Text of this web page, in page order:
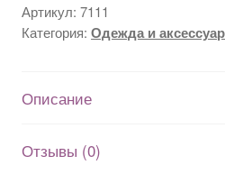
раздельными
пальцами
бега,
-
Серые
Артикул:7111
Категория:Одежда и
Описание
Отзывы (0)